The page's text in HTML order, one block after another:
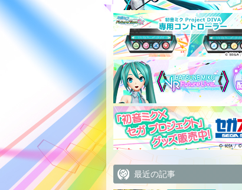
最近の記事